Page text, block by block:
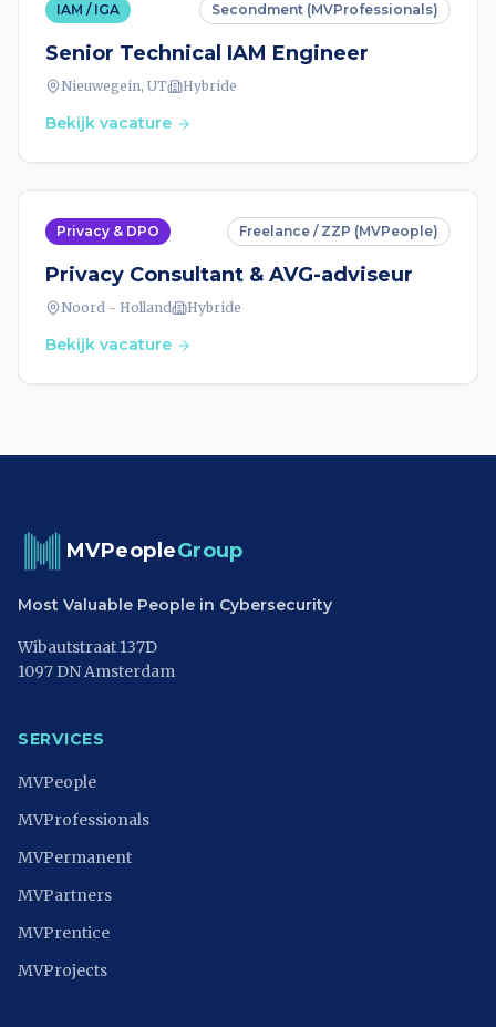
IAM / IGA Secondment (MVProfessionals)
Senior Technical IAM Engineer
Nieuwegein, UT Hybride
Bekijk vacature
Privacy & DPO Freelance / ZZP (MVPeople)
Privacy Consultant & AVG-adviseur
Noord - Holland Hybride
Bekijk vacature
MVPeopleGroup
Most Valuable People in Cybersecurity
Wibautstraat 137D
1097 DN Amsterdam
SERVICES
MVPeople
MVProfessionals
MVPermanent
MVPartners
MVPrentice
MVProjects